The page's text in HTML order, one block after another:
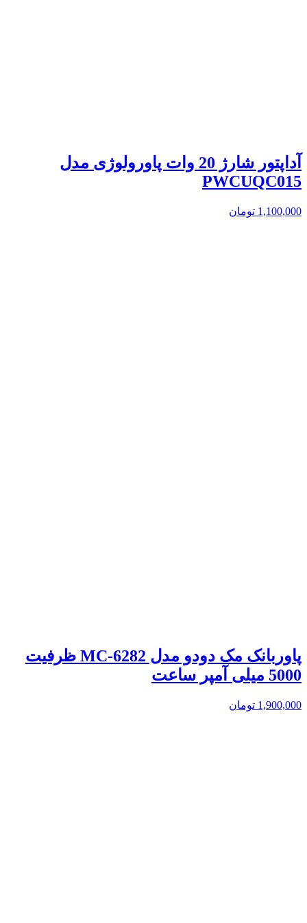
آداپتور شارژ 20 وات پاورولوژی مدل
PWCUQC015
1,100,000 تومان
پاوربانک مک دودو مدل MC-6282 ظرفیت
5000 میلی آمپر ساعت
1,900,000 تومان